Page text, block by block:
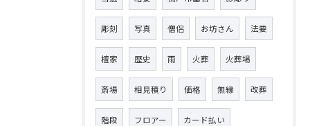
彫刻 写真 僧侶 お坊さん 法要
檀家 歴史 雨 火葬 火葬場
斎場 相見積り 価格 無縁 改葬
階段 フロアー カード払い